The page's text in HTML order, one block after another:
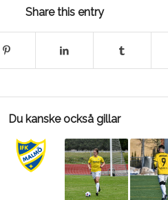
Share this entry
Du kanske också gillar